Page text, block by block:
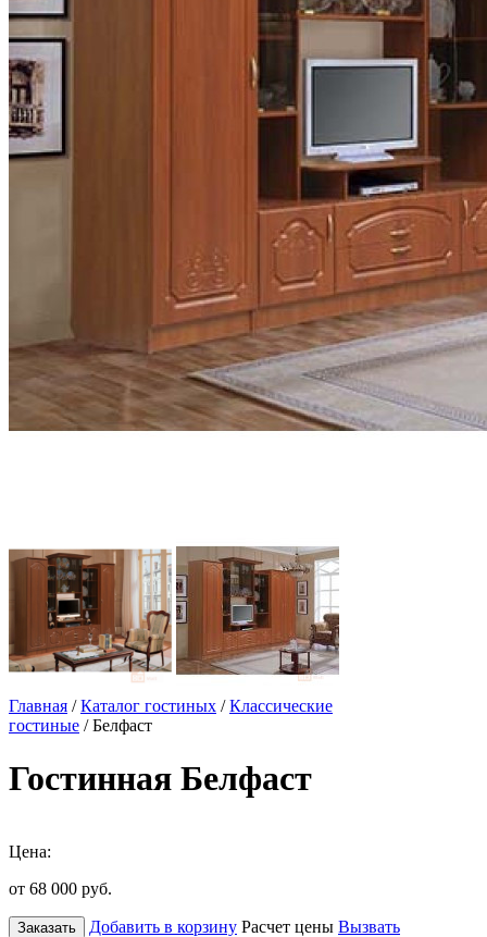
Главная /Каталог гостиных /Классические
гостиные / Белфаст
Гостинная Белфаст
Цена:
от 68 000 руб.
Заказать Добавить в корзину Расчет цены Вызвать